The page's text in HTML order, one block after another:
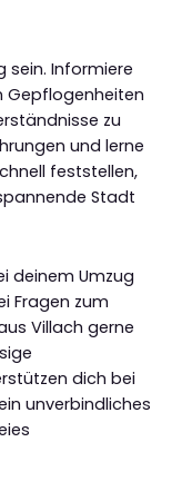
sein. Informiere
Gepflogenheiten
zu
und lerne
feststellen,
Stadt
deinem Umzug
Fragen zum
Villach gerne
dich bei
unverbindliches